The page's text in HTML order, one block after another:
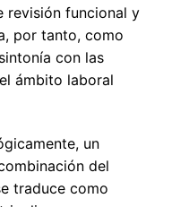
revisión funcional y
por tanto, como
con las
ámbito laboral
un
del
traduce como